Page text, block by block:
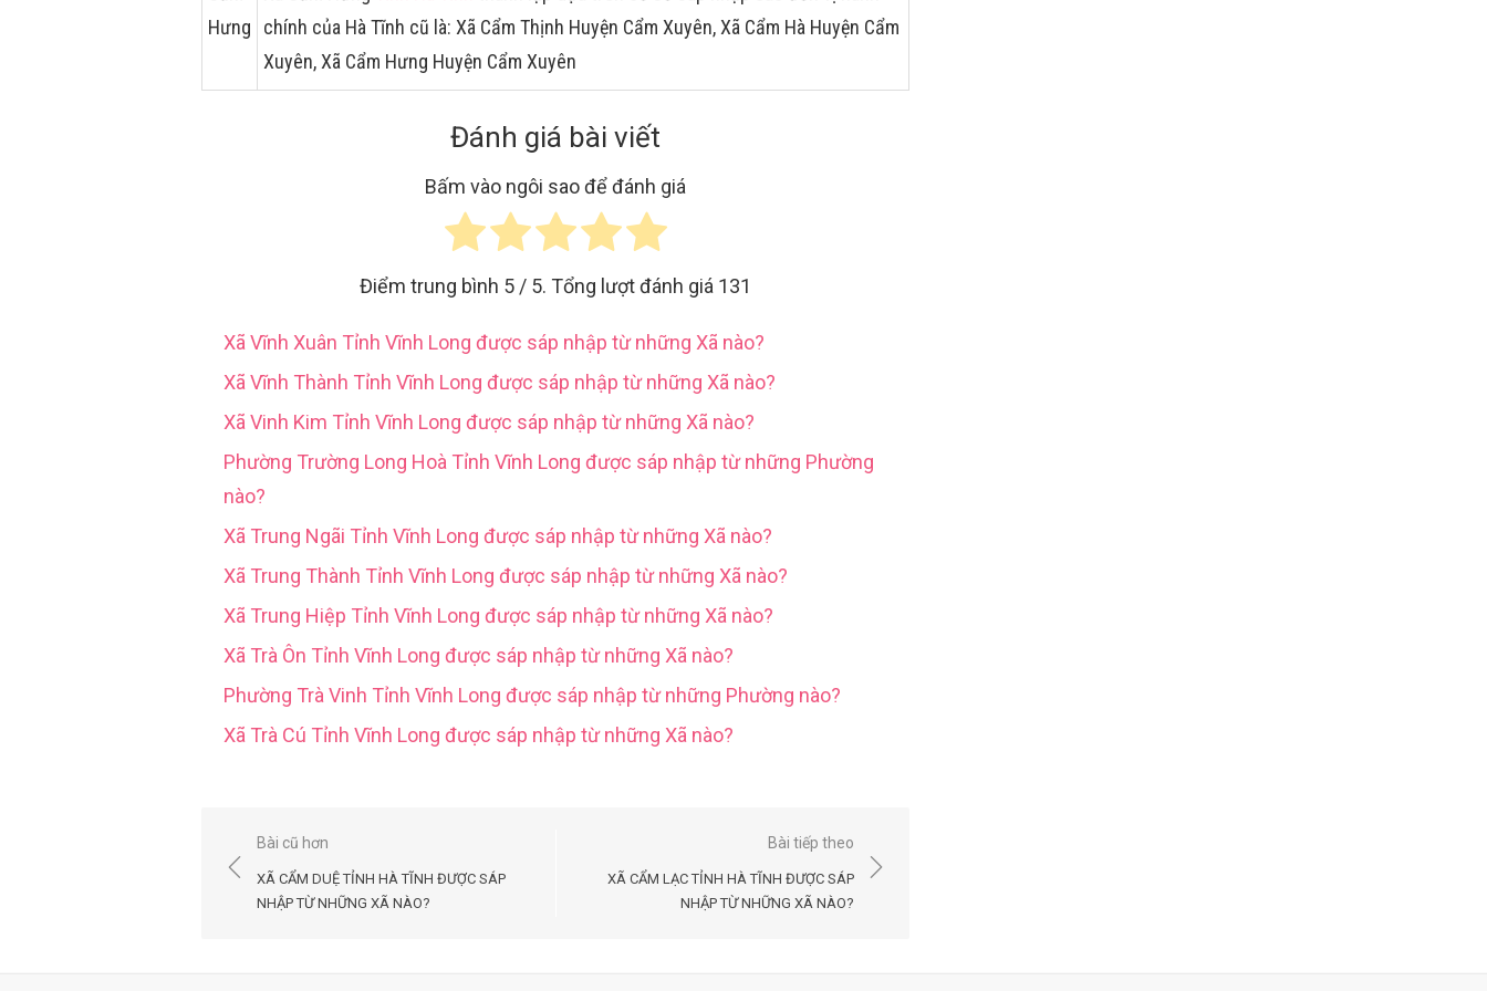
Hưng
chính của Hà Tĩnh cũ là: Xã Cẩm Thịnh Huyện Cẩm Xuyên, Xã Cẩm Hà Huyện Cẩm
Xuyên, Xã Cẩm Hưng Huyện Cẩm Xuyên
Đánh giá bài viết
Bấm vào ngôi sao để đánh giá
Điểm trung bình 5 / 5. Tổng lượt đánh giá 131
Xã Vĩnh Xuân Tỉnh Vĩnh Long được sáp nhập từ những Xã nào?
Xã Vĩnh Thành Tỉnh Vĩnh Long được sáp nhập từ những Xã nào?
Xã Vinh Kim Tỉnh Vĩnh Long được sáp nhập từ những Xã nào?
Phường Trường Long Hoà Tỉnh Vĩnh Long được sáp nhập từ những Phường
nào?
Xã Trung Ngãi Tỉnh Vĩnh Long được sáp nhập từ những Xã nào?
Xã Trung Thành Tỉnh Vĩnh Long được sáp nhập từ những Xã nào?
Xã Trung Hiệp Tỉnh Vĩnh Long được sáp nhập từ những Xã nào?
Xã Trà Ôn Tỉnh Vĩnh Long được sáp nhập từ những Xã nào?
Phường Trà Vinh Tỉnh Vĩnh Long được sáp nhập từ những Phường nào?
Xã Trà Cú Tỉnh Vĩnh Long được sáp nhập từ những Xã nào?
Điều
hướng
Bài cũ hơn
XÃ CẨM DUỆ TỈNH HÀ TĨNH ĐƯỢC SÁP
NHẬP TỪ NHỮNG XÃ NÀO?
Bài tiếp theo
XÃ CẨM LẠC TỈNH HÀ TĨNH ĐƯỢC SÁP
NHẬP TỪ NHỮNG XÃ NÀO?